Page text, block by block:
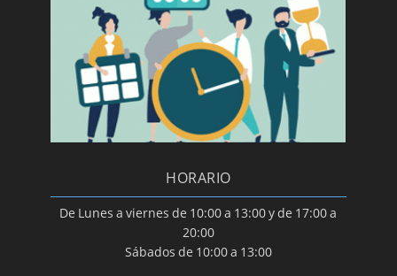
HORARIO
De Lunes a viernes de 10:00 a 13:00 y de 17:00 a
20:00
Sábados de 10:00 a 13:00